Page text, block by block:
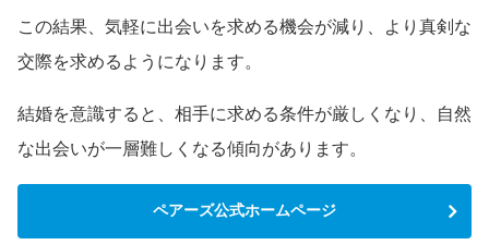
この結果、気軽に出会いを求める機会が減り、より真剣な
交際を求めるようになります。
結婚を意識すると、相手に求める条件が厳しくなり、自然
な出会いが一層難しくなる傾向があります。
ペアーズ公式ホームページ